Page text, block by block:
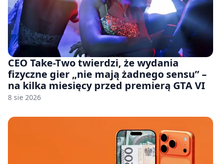
CEO Take-Two twierdzi, że wydania
fizyczne gier „nie mają żadnego sensu” –
na kilka miesięcy przed premierą GTA VI
8 sie 2026